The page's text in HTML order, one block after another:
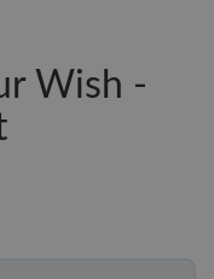
Wish -